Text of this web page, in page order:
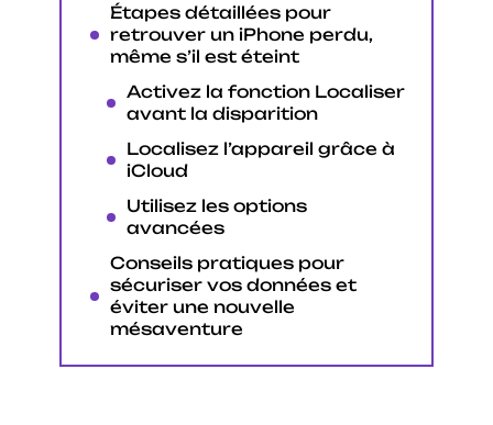
Étapes détaillées pour
retrouver un iPhone perdu,
même s’il est éteint
Activez la fonction Localiser
avant la disparition
Localisez l’appareil grâce à
iCloud
Utilisez les options
avancées
Conseils pratiques pour
sécuriser vos données et
éviter une nouvelle
mésaventure